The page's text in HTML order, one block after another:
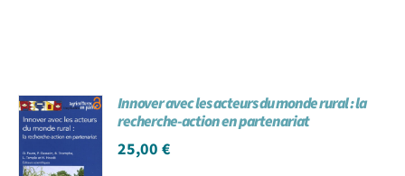
Innover avec les acteurs du monde rural : la
recherche-action en partenariat
25,00€